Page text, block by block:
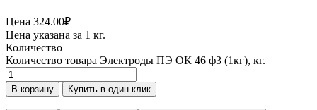
Цена 324.00₽
Цена указана за 1 кг.
Количество
Количество товара Электроды ПЭ ОК 46 ф3 (1кг), кг.
В корзину Купить в один клик